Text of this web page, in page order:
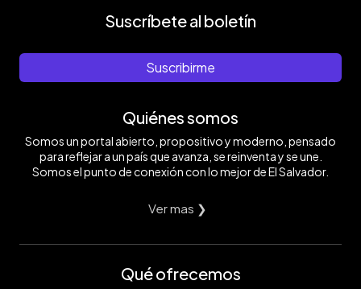
Suscríbete al boletín
Suscribirme
Quiénes somos
Somos un portal abierto, propositivo y moderno, pensado
para reflejar a un país que avanza, se reinventa y se une.
Somos el punto de conexión con lo mejor de El Salvador.
Ver mas ❯
Qué ofrecemos